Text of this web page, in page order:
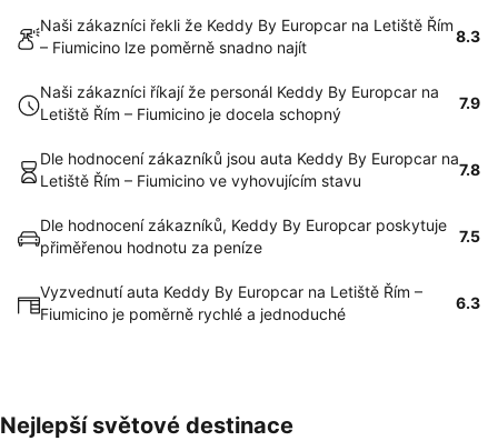
Naši zákazníci řekli že Keddy By Europcar na Letiště Řím
– Fiumicino lze poměrně snadno najít
8.3
Naši zákazníci říkají že personál Keddy By Europcar na
Letiště Řím – Fiumicino je docela schopný
7.9
Dle hodnocení zákazníků jsou auta Keddy By Europcar na
Letiště Řím – Fiumicino ve vyhovujícím stavu
7.8
Dle hodnocení zákazníků, Keddy By Europcar poskytuje
přiměřenou hodnotu za peníze
7.5
Vyzvednutí auta Keddy By Europcar na Letiště Řím –
Fiumicino je poměrně rychlé a jednoduché
6.3
Nejlepší světové destinace